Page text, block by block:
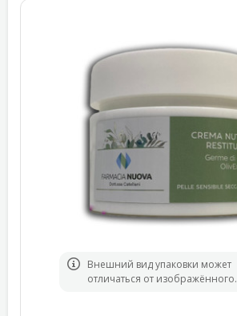
Bнешний вид упаковки может
отличаться от изображённого.